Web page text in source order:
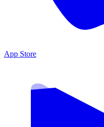
App Store